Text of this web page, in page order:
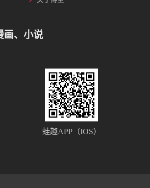
画、小说
蛙趣APP（IOS）